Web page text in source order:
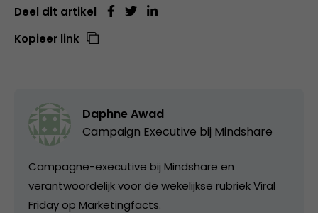
Deel dit artikel
Kopieer link
Daphne Awad
Campaign Executive bij Mindshare
Campagne-executive bij Mindshare en
verantwoordelijk voor de wekelijkse rubriek Viral
Friday op Marketingfacts.